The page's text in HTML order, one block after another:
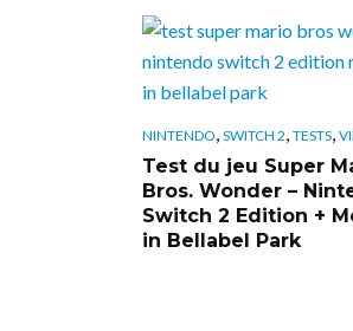
NINTENDO, SWITCH 2, TESTS,
Test du jeu Super
Bros. Wonder –
Switch 2 Edition +
in Bellabel Park